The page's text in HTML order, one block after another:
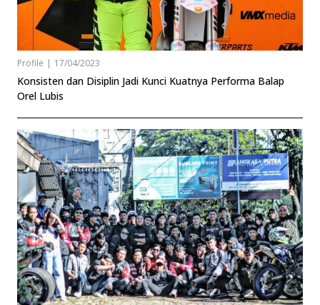
Profile | 17/04/2023
Konsisten dan Disiplin Jadi Kunci Kuatnya Performa Balap
Orel Lubis